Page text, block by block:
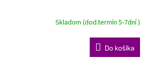
Skladom (dod.termín 5-7dní )
Do košíka